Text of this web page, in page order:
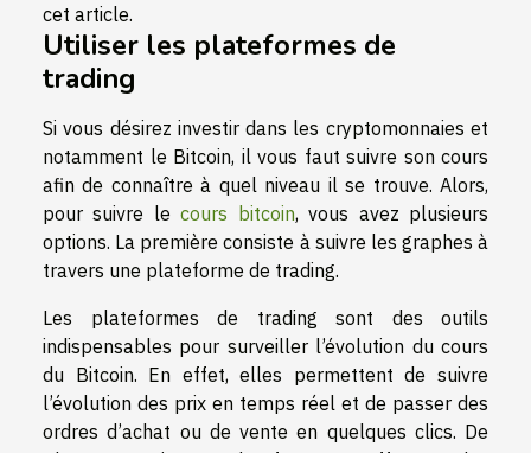
cet article.
Utiliser les plateformes de
trading
Si vous désirez investir dans les cryptomonnaies et
notamment le Bitcoin, il vous faut suivre son cours
afin de connaître à quel niveau il se trouve. Alors,
pour suivre lecours bitcoin, vous avez plusieurs
options. La première consiste à suivre les graphes à
travers une plateforme de trading.
Les plateformes de trading sont des outils
indispensables pour surveiller l’évolution du cours
du Bitcoin. En effet, elles permettent de suivre
l’évolution des prix en temps réel et de passer des
ordres d’achat ou de vente en quelques clics. De